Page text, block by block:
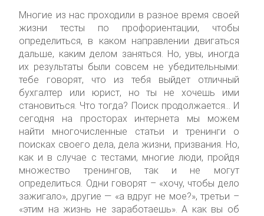
Многие из нас проходили в разное время своей
жизни тесты по профориентации, чтобы
определиться, в каком направлении двигаться
дальше, каким делом заняться. Но, увы, иногда
их результаты были совсем не убедительными:
тебе говорят, что из тебя выйдет отличный
бухгалтер или юрист, но ты не хочешь ими
становиться. Что тогда? Поиск продолжается… И
сегодня на просторах интернета мы можем
найти многочисленные статьи и тренинги о
поисках своего дела, дела жизни, призвания. Но,
как и в случае с тестами, многие люди, пройдя
множество тренингов, так и не могут
определиться. Одни говорят – «хочу, чтобы дело
зажигало», другие — «а вдруг не мое?», третьи –
«этим на жизнь не заработаешь». А как вы об